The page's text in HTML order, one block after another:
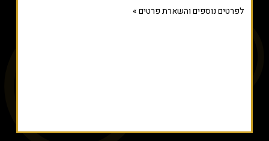
לפרטים נוספים והשארת פרטים »